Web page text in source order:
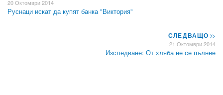
20 Октомври 2014
Руснаци искат да купят банка "Виктория"
СЛЕДВАЩО>>
21 Октомври 2014
Изследване: От хляба не се пълнее